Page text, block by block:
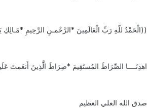
((الْحَمْدُ للّهِ رَبِّ الْعَالَمِينَ *الرَّحْمـنِ الرَّحِيمِ *مَـالِكِ
اهدِنَــــا الصِّرَاطَ المُستَقِيمَ *صِرَاطَ الَّذِينَ أَنعَمتَ
صدق الله العلي العظيم